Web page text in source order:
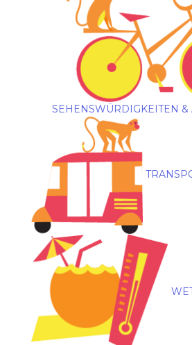
SEHENSWÜRDIGKEITEN &